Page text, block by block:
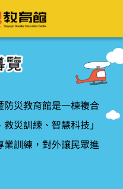
災教育館是一棟複合
災訓練、智慧科技」
訓練，對外讓民眾進